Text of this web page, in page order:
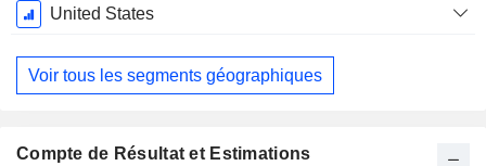
Période
Fiscale:
Décembre
United States
Voir tous les segments géographiques
Compte de Résultat et Estimations